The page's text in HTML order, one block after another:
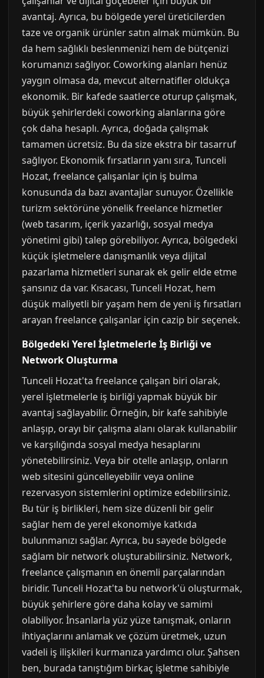
avantaj. Ayrıca, bu bölgede yerel üreticilerden
taze ve organik ürünler satın almak mümkün. Bu
da hem sağlıklı beslenmenizi hem de bütçenizi
korumanızı sağlıyor. Coworking alanları henüz
yaygın olmasa da, mevcut alternatifler oldukça
ekonomik. Bir kafede saatlerce oturup çalışmak,
büyük şehirlerdeki coworking alanlarına göre
çok daha hesaplı. Ayrıca, doğada çalışmak
tamamen ücretsiz. Bu da size ekstra bir tasarruf
sağlıyor. Ekonomik fırsatların yanı sıra, Tunceli
Hozat, freelance çalışanlar için iş bulma
konusunda da bazı avantajlar sunuyor. Özellikle
turizm sektörüne yönelik freelance hizmetler
(web tasarım, içerik yazarlığı, sosyal medya
yönetimi gibi) talep görebiliyor. Ayrıca, bölgedeki
küçük işletmelere danışmanlık veya dijital
pazarlama hizmetleri sunarak ek gelir elde etme
şansınız da var. Kısacası, Tunceli Hozat, hem
düşük maliyetli bir yaşam hem de yeni iş fırsatları
arayan freelance çalışanlar için cazip bir seçenek.
Bölgedeki Yerel İşletmelerle İş Birliği ve
Network Oluşturma
Tunceli Hozat'ta freelance çalışan biri olarak,
yerel işletmelerle iş birliği yapmak büyük bir
avantaj sağlayabilir. Örneğin, bir kafe sahibiyle
anlaşıp, orayı bir çalışma alanı olarak kullanabilir
ve karşılığında sosyal medya hesaplarını
yönetebilirsiniz. Veya bir otelle anlaşıp, onların
web sitesini güncelleyebilir veya online
rezervasyon sistemlerini optimize edebilirsiniz.
Bu tür iş birlikleri, hem size düzenli bir gelir
sağlar hem de yerel ekonomiye katkıda
bulunmanızı sağlar. Ayrıca, bu sayede bölgede
sağlam bir network oluşturabilirsiniz. Network,
freelance çalışmanın en önemli parçalarından
biridir. Tunceli Hozat'ta bu network'ü oluşturmak,
büyük şehirlere göre daha kolay ve samimi
olabiliyor. İnsanlarla yüz yüze tanışmak, onların
ihtiyaçlarını anlamak ve çözüm üretmek, uzun
vadeli iş ilişkileri kurmanıza yardımcı olur. Şahsen
ben, burada tanıştığım birkaç işletme sahibiyle